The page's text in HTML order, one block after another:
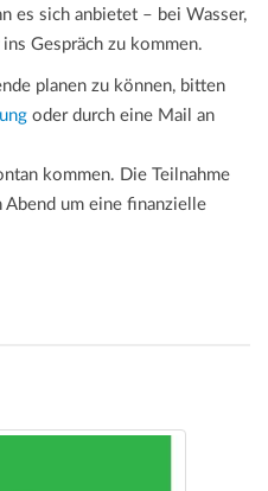
es sich anbietet – bei Wasser,
Gespräch zu kommen.
planen zu können, bitten
oder durch eine Mail an
kommen. Die Teilnahme
um eine finanzielle